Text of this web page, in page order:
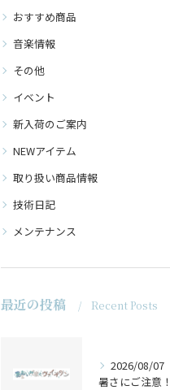
おすすめ商品
音楽情報
その他
イベント
新入荷のご案内
NEWアイテム
取り扱い商品情報
技術日記
メンテナンス
最近の投稿 Recent Posts
2026/08/07
暑さにご注意